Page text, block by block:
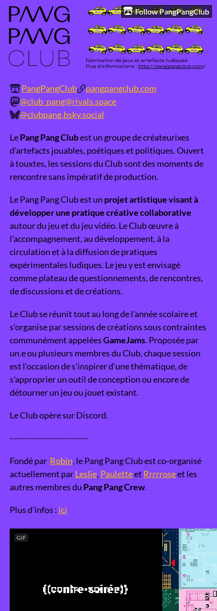
Follow PangPangClub
PangPangClub
pangpangclub.com
@club_pang@rivals.space
@clubpang.bsky.social
LePang Pang Clubest un groupe de créateurixes
d'artefacts jouables, poétiques et politiques. Ouvert
à touxtes, les sessions du Club sont des moments de
rencontre sans impératif de production.
Le Pang Pang Club est un projet artistique visant à
développer une pratique créative collaborative
autour du jeu et du jeu vidéo. Le Club œuvre à
l'accompagnement, au développement, à la
circulation et à la diffusion de pratiques
expérimentales ludiques. Le jeu y est envisagé
comme plateau de questionnements, de rencontres,
de discussions et de créations.
Le Club se réunit tout au long de l'année scolaire et
s'organise par sessions de créations sous contraintes
communément appeléesGameJams. Proposée par
un.e ou plusieurs membres du Club, chaque session
est l'occasion de s'inspirer d'une thématique, de
s'approprier un outil de conception ou encore de
détourner un jeu ou jouet existant.
Le Club opère sur Discord.
‐--------------------------
Fondé par Robin, le Pang Pang Club est co-organisé
actuellement parLeslie, Pauletteet Rrrrroseet les
autres membres du Pang Pang Crew.
Plus d'infos : ici
GIF